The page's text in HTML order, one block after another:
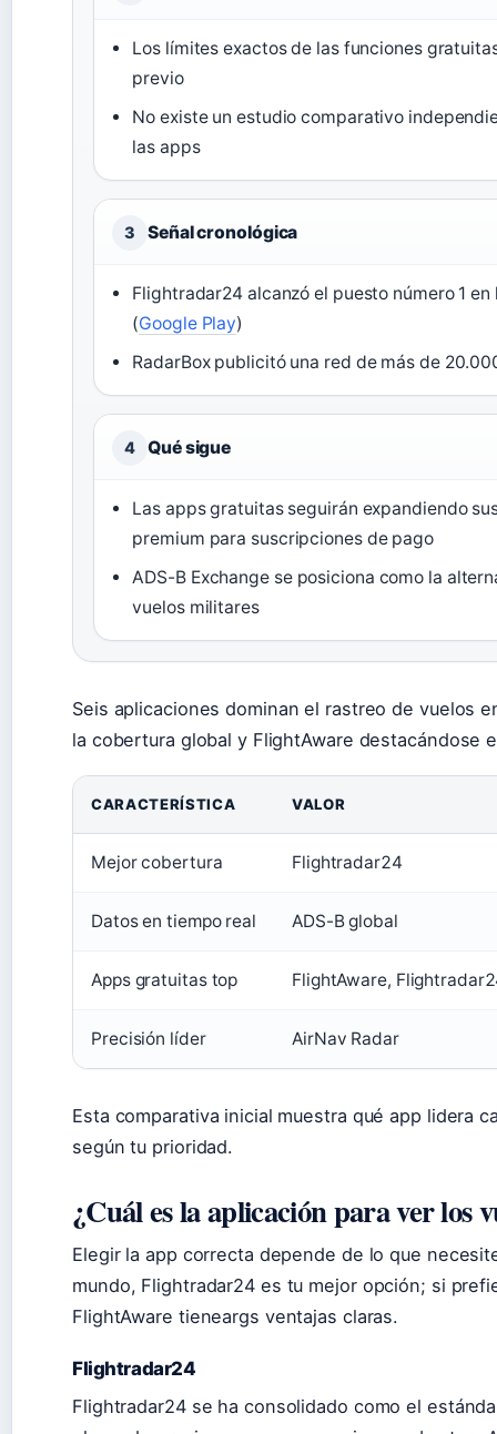
Los límites exactos de las funciones
previo
No existe un estudio comparativo
las apps
3 Señal cronológica
Flightradar24 alcanzó el puesto número 1
(Google Play)
RadarBox publicitó una red de más de
4 Qué sigue
Las apps gratuitas seguirán expandiendo
premium para suscripciones de pago
ADS-B Exchange se posiciona como la
vuelos militares
Seis aplicaciones dominan el rastreo de vuelos
la cobertura global y FlightAware destacándose
CARACTERÍSTICA VALOR
Mejor cobertura Flightradar24
Datos en tiempo real ADS-B global
Apps gratuitas top FlightAware,
Precisión líder AirNav Radar
Esta comparativa inicial muestra qué app lidera
según tu prioridad.
¿Cuál es la aplicación para ver los
Elegir la app correcta depende de lo que
mundo, Flightradar24 es tu mejor opción; si
FlightAware tieneargs ventajas claras.
Flightradar24
Flightradar24 se ha consolidado como el